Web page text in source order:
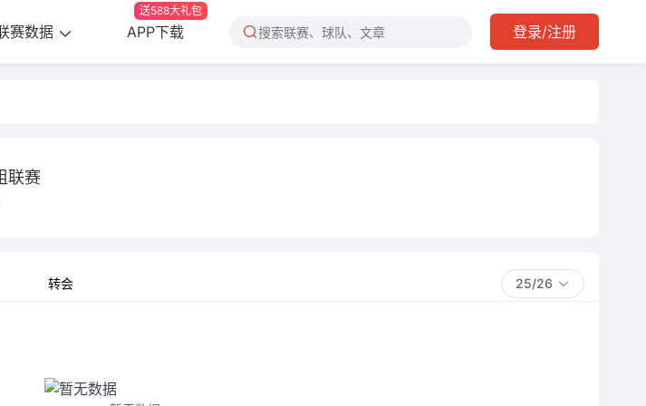
赛数据 APP下载
送588大礼包
登录/注册
联赛
转会 25/26